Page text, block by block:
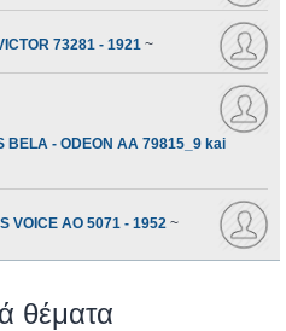
73281 - 1921 ~
- ODEON AA 79815_9 kai
VOICE AO 5071 - 1952 ~
θέματα